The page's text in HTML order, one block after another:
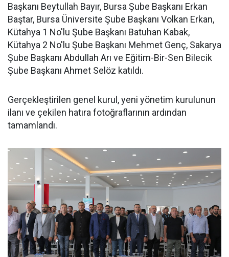
Başkanı Beytullah Bayır, Bursa Şube Başkanı Erkan
Baştar, Bursa Üniversite Şube Başkanı Volkan Erkan,
Kütahya 1 No'lu Şube Başkanı Batuhan Kabak,
Kütahya 2 No'lu Şube Başkanı Mehmet Genç, Sakarya
Şube Başkanı Abdullah Arı ve Eğitim-Bir-Sen Bilecik
Şube Başkanı Ahmet Selöz katıldı.
Gerçekleştirilen genel kurul, yeni yönetim kurulunun
ilanı ve çekilen hatıra fotoğraflarının ardından
tamamlandı.